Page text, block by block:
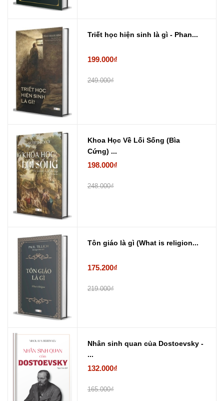
Triết học hiện sinh là gì - Phan...
199.000₫
249.000₫
Khoa Học Về Lối Sống (Bìa
Cứng) ...
198.000₫
248.000₫
Tôn giáo là gì (What is religion...
175.200₫
219.000₫
Nhân sinh quan của Dostoevsky -
...
132.000₫
165.000₫